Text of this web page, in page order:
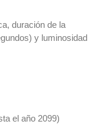
duración de la
y luminosidad
el año 2099)